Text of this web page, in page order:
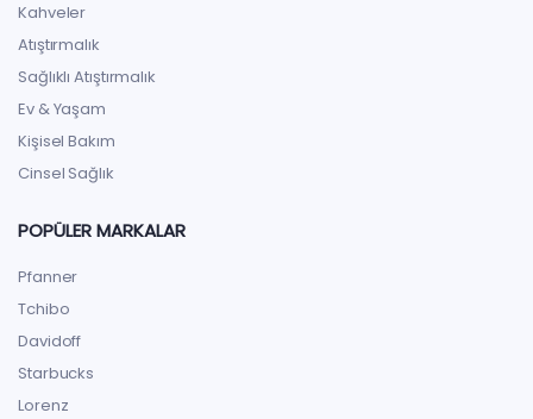
Kahveler
Atıştırmalık
Sağlıklı Atıştırmalık
Ev & Yaşam
Kişisel Bakım
Cinsel Sağlık
POPÜLER MARKALAR
Pfanner
Tchibo
Davidoff
Starbucks
Lorenz